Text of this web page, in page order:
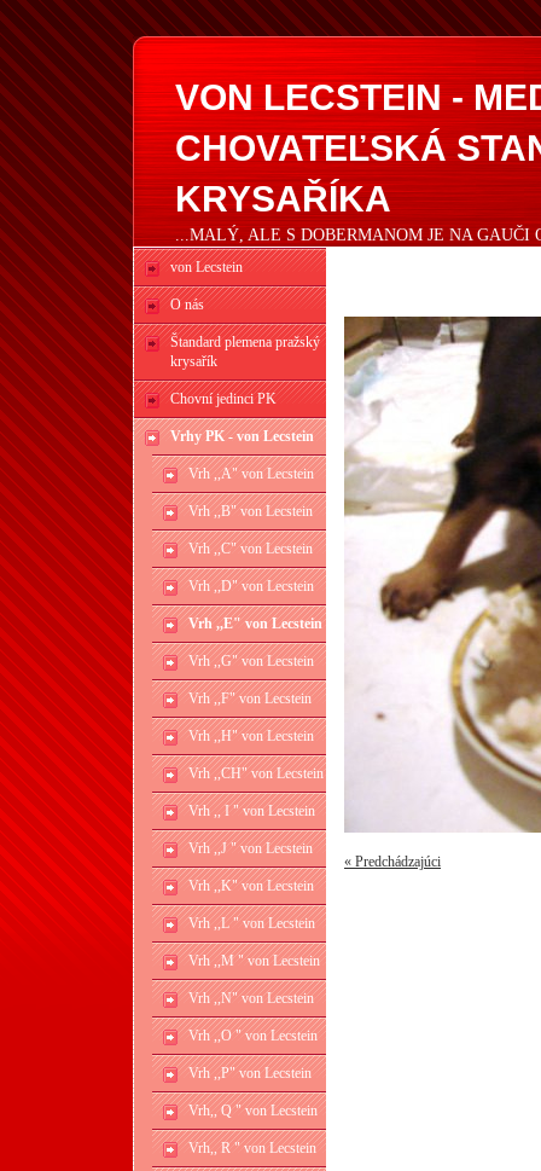
VON LECSTEIN -
CHOVATEĽSKÁ
KRYSAŘÍKA
...MALÝ, ALE S DOBERMANOM JE NA GAUČI
von Lecstein
O nás
Štandard plemena pražský
krysařík
Chovní jedinci PK
Vrhy PK - von Lecstein
Vrh ,,A" von Lecstein
Vrh ,,B" von Lecstein
Vrh ,,C" von Lecstein
Vrh ,,D" von Lecstein
Vrh ,,E" von Lecstein
Vrh ,,G" von Lecstein
Vrh ,,F" von Lecstein
Vrh ,,H" von Lecstein
Vrh ,,CH" von Lecstein
Vrh ,, I " von Lecstein
Vrh ,,J " von Lecstein
Vrh ,,K" von Lecstein
Vrh ,,L " von Lecstein
Vrh ,,M " von Lecstein
Vrh ,,N" von Lecstein
Vrh ,,O " von Lecstein
Vrh ,,P" von Lecstein
Vrh,, Q " von Lecstein
Vrh,, R " von Lecstein
« Predchádzajúci